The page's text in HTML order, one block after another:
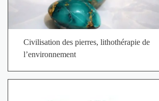
Civilisation des pierres, lithothérapie de
l’environnement